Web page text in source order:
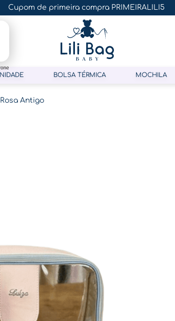
Cupom de primeira compra PRIMEIRALILI5
BOLSA TÉRMICA MOCHILA
Antigo